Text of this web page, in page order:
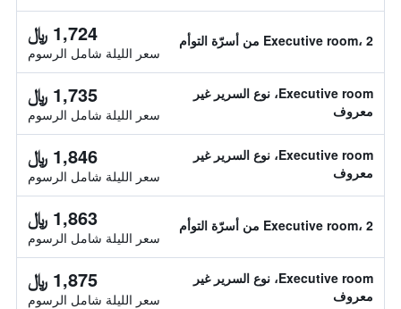
Executive room، 2 من أسرّة التوأم 1,724 ﷼
سعر الليلة شامل الرسوم
Executive room، نوع السرير غير
معروف
1,735 ﷼
سعر الليلة شامل الرسوم
Executive room، نوع السرير غير
معروف
1,846 ﷼
سعر الليلة شامل الرسوم
Executive room، 2 من أسرّة التوأم 1,863 ﷼
سعر الليلة شامل الرسوم
Executive room، نوع السرير غير
معروف
1,875 ﷼
سعر الليلة شامل الرسوم